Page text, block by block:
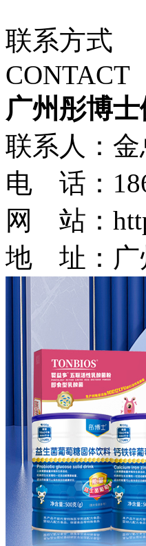
联系方式
CONTACT
广州彤博
联系人：金
电 话：
网 站：
地 址：广